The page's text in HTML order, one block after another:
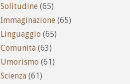
Solitudine (65)
Immaginazione (65)
Linguaggio (65)
Comunità (63)
Umorismo (61)
Scienza (61)